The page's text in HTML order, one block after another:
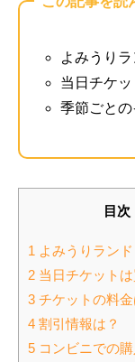
よみうり
当日チケ
季節ごと
目次
1 よみうりラン
2 当日チケットは
3 チケットの料金
4 割引情報は？
5 コンビニでの購